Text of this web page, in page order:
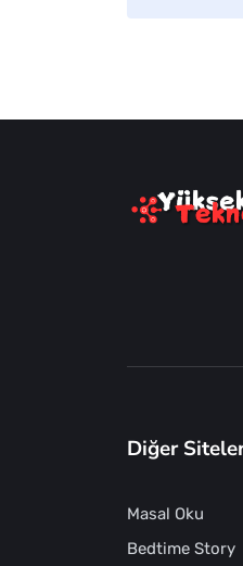
Diğer
Masal Oku
Bedtime Story